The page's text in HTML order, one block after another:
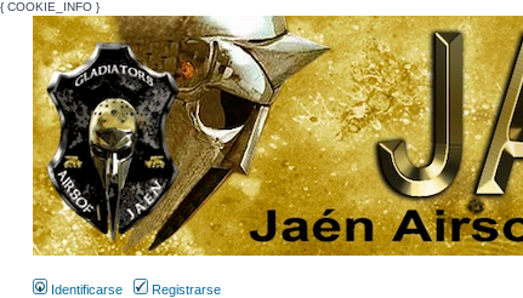
{ COOKIE_INFO }
Identificarse Registrarse